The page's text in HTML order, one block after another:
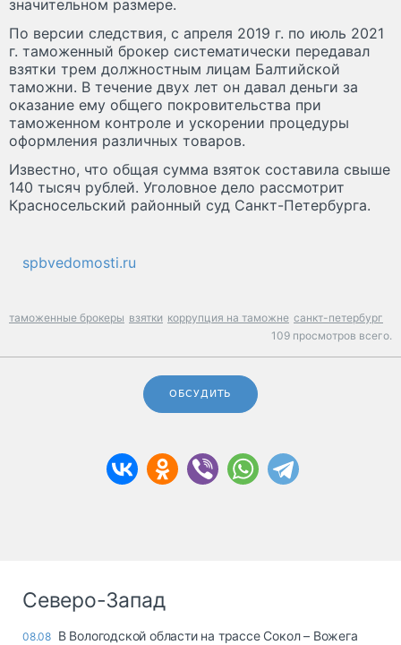
значительном размере.
По версии следствия, с апреля 2019 г. по июль 2021
г. таможенный брокер систематически передавал
взятки трем должностным лицам Балтийской
таможни. В течение двух лет он давал деньги за
оказание ему общего покровительства при
таможенном контроле и ускорении процедуры
оформления различных товаров.
Известно, что общая сумма взяток составила свыше
140 тысяч рублей. Уголовное дело рассмотрит
Красносельский районный суд Санкт-Петербурга.
spbvedomosti.ru
таможенные брокеры взятки коррупция на таможне санкт-петербург
109 просмотров всего.
ОБСУДИТЬ
Северо-Запад
08.08 В Вологодской области на трассе Сокол – Вожега